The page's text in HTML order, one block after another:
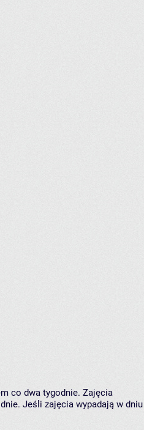
co dwa tygodnie. Zajęcia
Jeśli zajęcia wypadają w dniu